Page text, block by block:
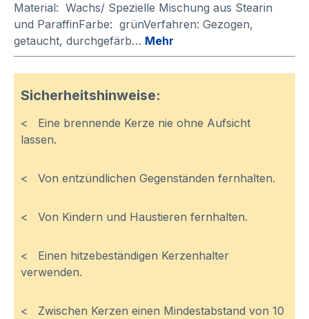
Material: Wachs/ Spezielle Mischung aus Stearin
und ParaffinFarbe: grünVerfahren: Gezogen,
getaucht, durchgefärb… Mehr
Sicherheitshinweise:
< Eine brennende Kerze nie ohne Aufsicht
lassen.
< Von entzündlichen Gegenständen fernhalten.
< Von Kindern und Haustieren fernhalten.
< Einen hitzebeständigen Kerzenhalter
verwenden.
< Zwischen Kerzen einen Mindestabstand von 10